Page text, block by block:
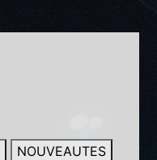
NOUVEAUTES